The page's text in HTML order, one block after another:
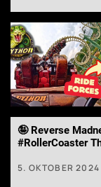
🤪 Reverse
#RollerCoaster
5. OKTOBER 2024